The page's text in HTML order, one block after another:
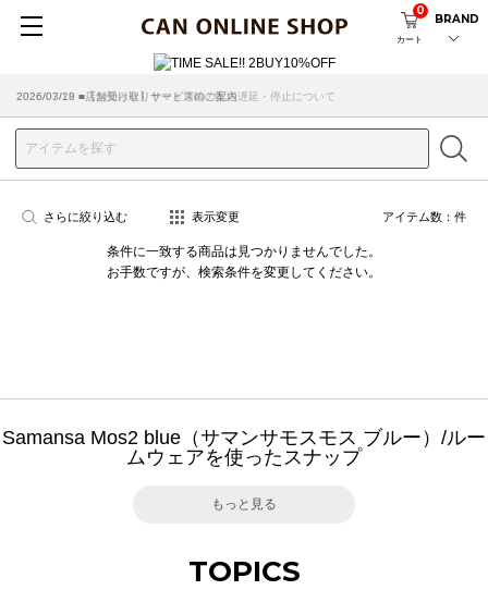
カート
0
BRAND
2026/07/29 ■【お知らせ】ヤマト運輸の配送遅延・停止について
2026/03/18 ■店舗受け取りサービスのご案内
さらに絞り込む 表示変更 アイテム数： 件
条件に一致する商品は見つかりませんでした。
お手数ですが、検索条件を変更してください。
Samansa Mos2 blue（サマンサモスモス ブルー）/ルー
ムウェアを使ったスナップ
もっと見る
TOPICS